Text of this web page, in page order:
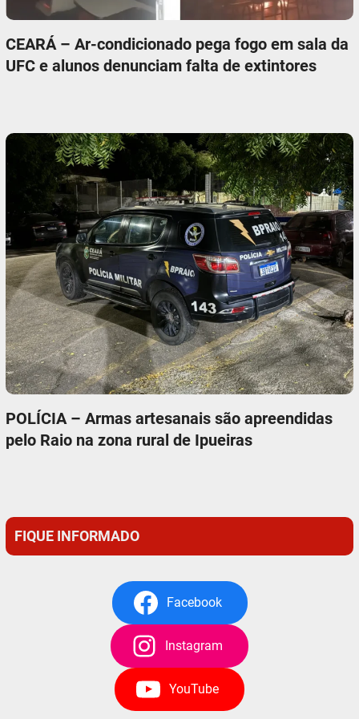
CEARÁ – Ar-condicionado pega fogo em sala da
UFC e alunos denunciam falta de extintores
POLÍCIA – Armas artesanais são apreendidas
pelo Raio na zona rural de Ipueiras
FIQUE INFORMADO
Facebook
Instagram
YouTube